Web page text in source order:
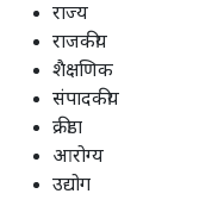
राज्य
राजकीय
शैक्षणिक
संपादकीय
क्रीडा
आरोग्य
उद्योग